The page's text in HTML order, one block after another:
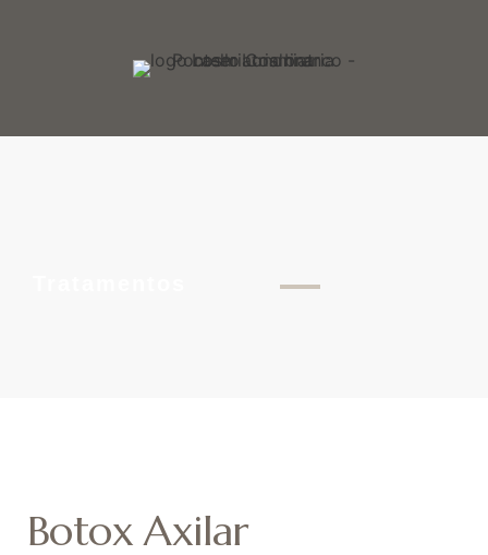
Botox Axilar